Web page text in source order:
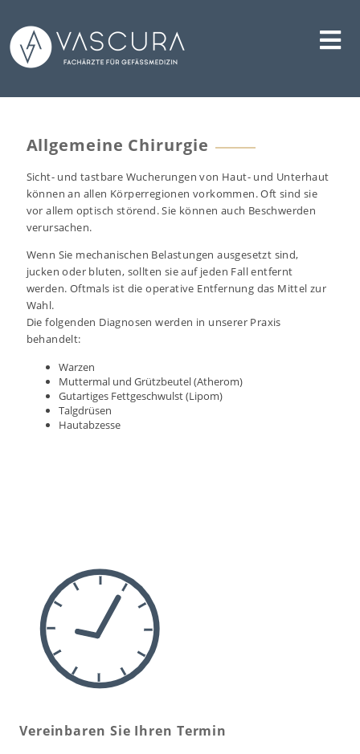
Allgemeine Chirurgie
Sicht- und tastbare Wucherungen von Haut- und Unterhaut
können an allen Körperregionen vorkommen. Oft sind sie
vor allem optisch störend. Sie können auch Beschwerden
verursachen.
Wenn Sie mechanischen Belastungen ausgesetzt sind,
jucken oder bluten, sollten sie auf jeden Fall entfernt
werden. Oftmals ist die operative Entfernung das Mittel zur
Wahl.
Die folgenden Diagnosen werden in unserer Praxis
behandelt:
Warzen
Muttermal und Grützbeutel (Atherom)
Gutartiges Fettgeschwulst (Lipom)
Talgdrüsen
Hautabzesse
Vereinbaren Sie Ihren Termin